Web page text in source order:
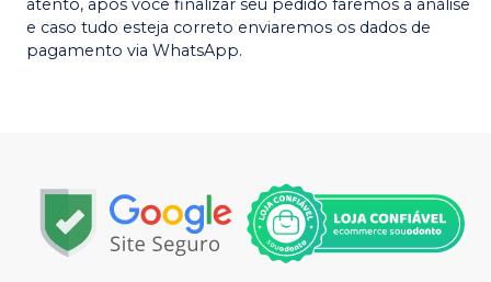
atento, após você finalizar seu pedido faremos a análise
e caso tudo esteja correto enviaremos os dados de
pagamento via WhatsApp.